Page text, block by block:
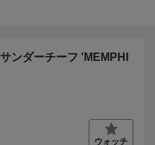
ンダーチーフ 'MEMPHI